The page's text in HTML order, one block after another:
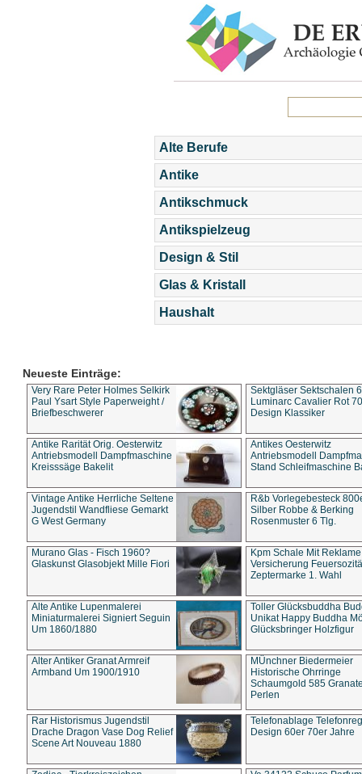
Alte Berufe
Antike
Antikschmuck
Antikspielzeug
Design & Stil
Glas & Kristall
Haushalt
Neueste Einträge:
Very Rare Peter Holmes Selkirk
Paul Ysart Style Paperweight /
Briefbeschwerer
Sektgläser Sektschalen
Luminarc Cavalier Rot
Design Klassiker
Antike Rarität Orig. Oesterwitz
Antriebsmodell Dampfmaschine
Kreisssäge Bakelit
Antikes Oesterwitz
Antriebsmodell
Stand Schleifmaschine
Vintage Antike Herrliche Seltene
Jugendstil Wandfliese Gemarkt
G West Germany
R&b Vorlegebesteck
Silber Robbe & Berking
Rosenmuster 6 Tlg.
Murano Glas - Fisch 1960?
Glaskunst Glasobjekt Mille Fiori
Kpm Schale Mit Reklame
Versicherung
Zeptermarke 1. Wahl
Alte Antike Lupenmalerei
Miniaturmalerei Signiert Seguin
Um 1860/1880
Toller Glücksbuddha
Unikat Happy Buddha
Glücksbringer Holzfigur
Alter Antiker Granat Armreif
Armband Um 1900/1910
MÜnchner Biedermeier
Historische Ohrringe
Schaumgold 585
Perlen
Rar Historismus Jugendstil
Drache Dragon Vase Dog Relief
Scene Art Nouveau 1880
Telefonablage
Design 60er 70er Jahre